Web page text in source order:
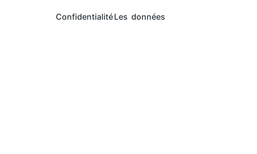
ConfidentialitéLes données